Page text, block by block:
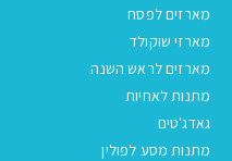
מארזים לפסח
מארזי שוקולד
מארזים לראש השנה
מתנות לאחיות
גאדג'טים
מתנות מסע לפולין